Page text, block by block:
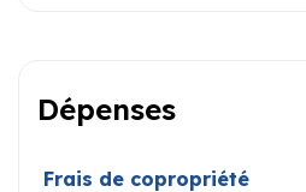
Dépenses
Frais de copropriété